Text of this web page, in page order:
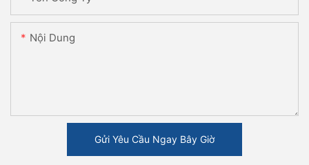
Nội Dung
Gửi Yêu Cầu Ngay Bây Giờ